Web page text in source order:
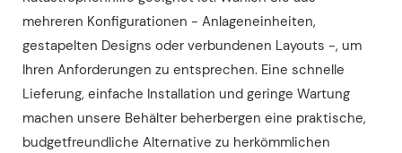
mehreren Konfigurationen - Anlageneinheiten,
gestapelten Designs oder verbundenen Layouts -, um
Ihren Anforderungen zu entsprechen. Eine schnelle
Lieferung, einfache Installation und geringe Wartung
machen unsere Behälter beherbergen eine praktische,
budgetfreundliche Alternative zu herkömmlichen